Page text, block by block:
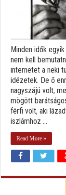
Minden idők
nem kell
internetet a neki
idézetek. De ő
nagyszájú volt,
mögött
férfi volt, aki
iszlámhoz ...
Read More »